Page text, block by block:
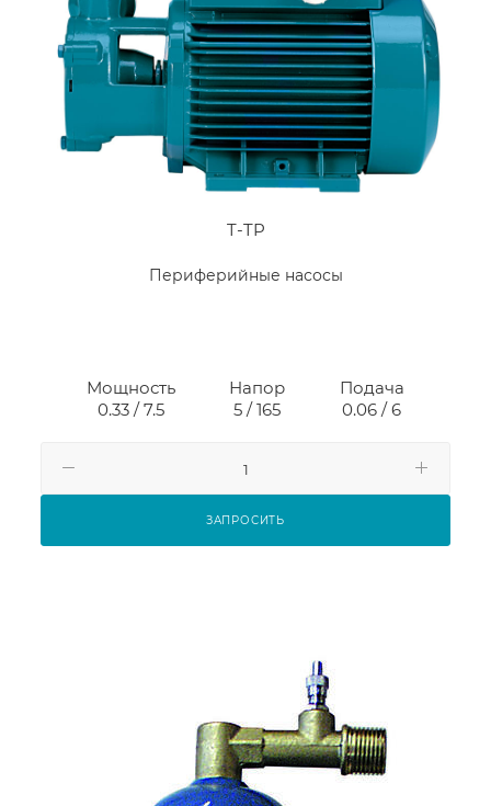
T-TP
Периферийные насосы
Мощность
0.33 / 7.5
Напор
5 / 165
Подача
0.06 / 6
ЗАПРОСИТЬ